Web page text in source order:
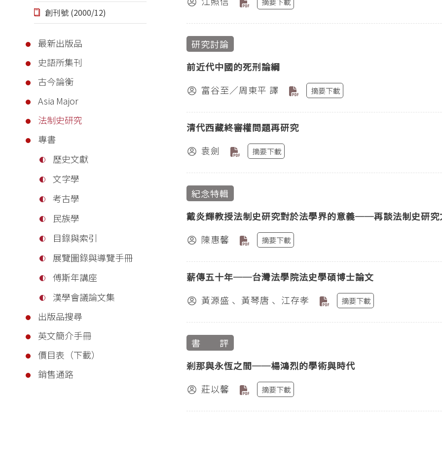
創刊號 (2000/12)
最新出版品
史語所集刊
古今論衡
Asia Major
法制史研究
專書
歷史文獻
文字學
考古學
民族學
目錄與索引
展覽圖錄與導覽手冊
傅斯年講座
漢學會議論文集
出版品搜尋
英文簡介手冊
價目表（下載）
銷售通路
研究討論
前近代中國的死刑論綱
富谷至／周東平 譯
摘要下載
清代西藏終審權問題再研究
袁劍
摘要下載
紀念特輯
戴炎輝教授法制史研究對於法學界的意義──再談法制史研究
陳惠馨
摘要下載
薪傳五十年──台灣法學院法史學碩博士論文
黃源盛 、黃琴唐 、江存孝
摘要下載
書 評
剎那與永恆之間──楊鴻烈的學術與時代
莊以馨
摘要下載